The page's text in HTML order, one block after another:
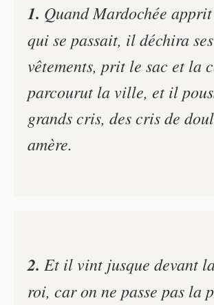
1. Quand Mardochée
qui se passait, il déchira ses
vêtements, prit le sac et la
parcourut la ville, et il
grands cris, des cris de
amère.
2. Et il vint jusque devant
roi, car on ne passe pas la